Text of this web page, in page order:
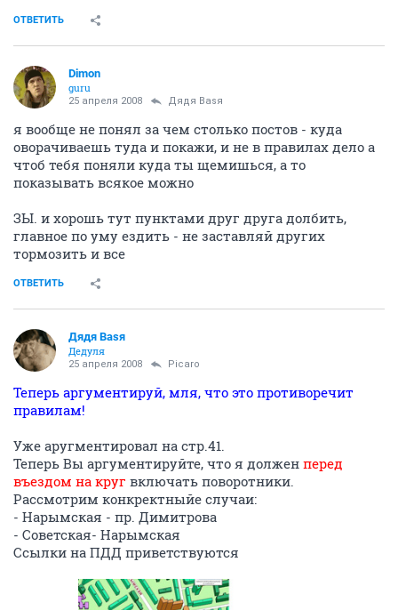
ОТВЕТИТЬ
Dimon
guru
25 апреля 2008 Дядя Ваsя
я вообще не понял за чем столько постов - куда
оворачиваешь туда и покажи, и не в правилах дело а
чтоб тебя поняли куда ты щемишься, а то
показывать всякое можно
ЗЫ. и хорошь тут пунктами друг друга долбить,
главное по уму ездить - не заставляй других
тормозить и все
ОТВЕТИТЬ
Дядя Ваsя
Дедуля
25 апреля 2008 Picaro
Теперь аргументируй, мля, что это противоречит
правилам!
Уже аругментировал на стр.41.
Теперь Вы аргументируйте, что я должен перед
въездом на круг включать поворотники.
Рассмотрим конкректныйе случаи:
- Нарымская - пр. Димитрова
- Советская- Нарымская
Ссылки на ПДД приветствуются